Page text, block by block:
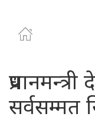
सर्वसम्मत